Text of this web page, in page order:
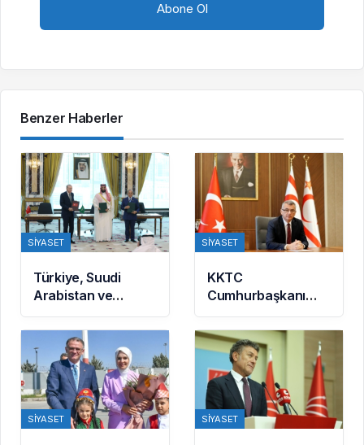
Benzer Haberler
SIYASET
Türkiye, Suudi
Arabistan ve
Pakistan arasında
Mekke Ortak
Savunma
Anlaşması
imzalandı
SIYASET
KKTC
Cumhurbaşkanı
Erhürman: BM’nin
Mayın Temizleme
Önerisi Rum
Tarafınca
Reddedildi
SIYASET SIYASET